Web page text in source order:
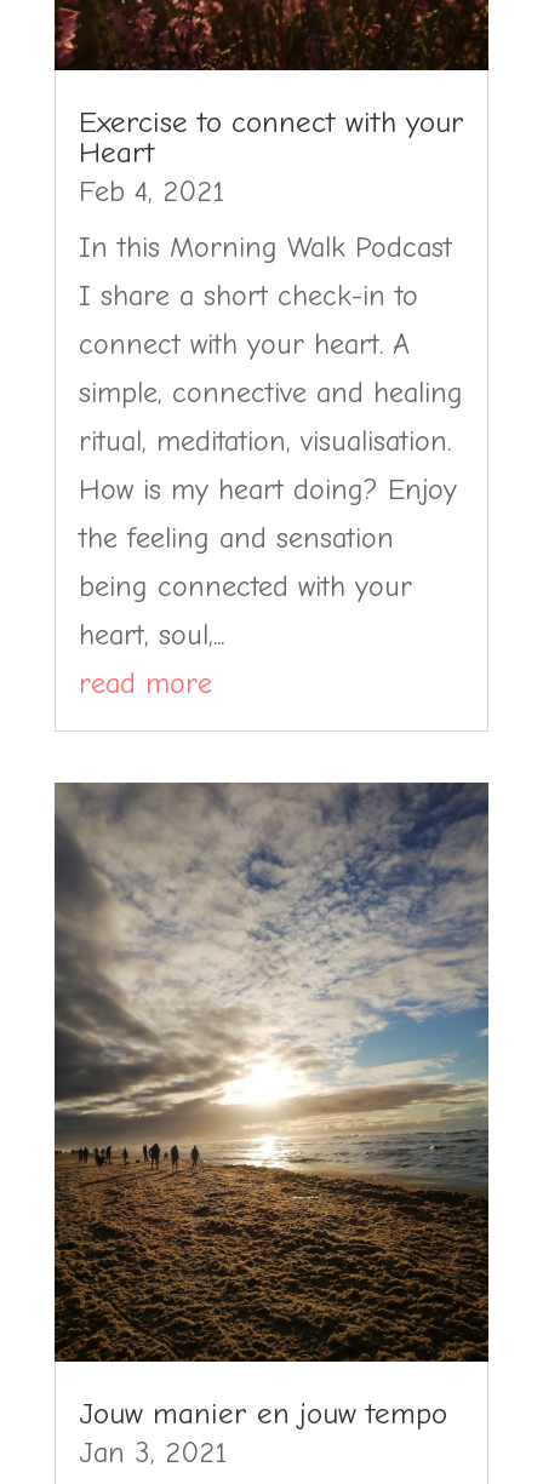
Exercise to connect with your
Heart
Feb 4, 2021
In this Morning Walk Podcast
I share a short check-in to
connect with your heart. A
simple, connective and healing
ritual, meditation, visualisation.
How is my heart doing? Enjoy
the feeling and sensation
being connected with your
heart, soul,...
read more
Jouw manier en jouw tempo
Jan 3, 2021